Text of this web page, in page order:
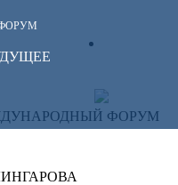
ФОРУМ